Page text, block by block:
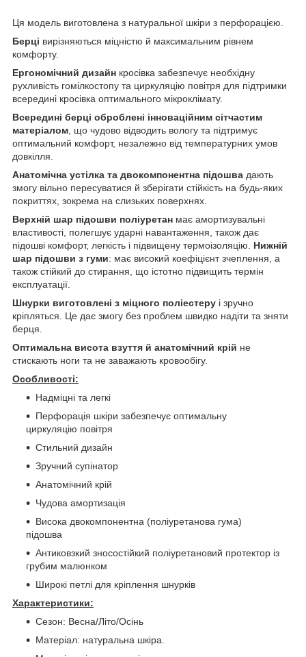
Ця модель виготовлена з натуральної шкіри з перфорацією.
Берці вирізняються міцністю й максимальним рівнем
комфорту.
Ергономічний дизайн кросівка забезпечує необхідну
рухливість гомілкостопу та циркуляцію повітря для підтримки
всередині кросівка оптимального мікроклімату.
Всередині берці оброблені інноваційним сітчастим
матеріалом , що чудово відводить вологу та підтримує
оптимальний комфорт, незалежно від температурних умов
довкілля.
Анатомічна устілка та двокомпонентна підошва дають
змогу вільно пересуватися й зберігати стійкість на будь-яких
покриттях, зокрема на слизьких поверхнях.
Верхній шар підошви поліуретан має амортизувальні
властивості, полегшує ударні навантаження, також дає
підошві комфорт, легкість і підвищену термоізоляцію. Нижній
шар підошви з гуми: має високий коефіцієнт зчеплення, а
також стійкий до стирання, що істотно підвищить термін
експлуатації.
Шнурки виготовлені з міцного поліестеру і зручно
кріпляться. Це дає змогу без проблем швидко надіти та зняти
берця.
Оптимальна висота взуття й анатомічний крій не
стискають ноги та не заважають кровообігу.
Особливості:
Надміцні та легкі
Перфорація шкіри забезпечує оптимальну
циркуляцію повітря
Стильний дизайн
Зручний супінатор
Анатомічний крій
Чудова амортизація
Висока двокомпонентна (поліуретанова гума)
підошва
Антиковзкий зносостійкий поліуретановий протектор із
грубим малюнком
Широкі петлі для кріплення шнурків
Характеристики:
Сезон: Весна/Літо/Осінь
Матеріал: натуральна шкіра.